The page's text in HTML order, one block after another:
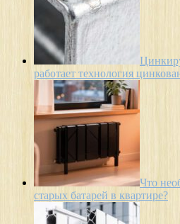
работает технология
Что
старых батарей в квартире?